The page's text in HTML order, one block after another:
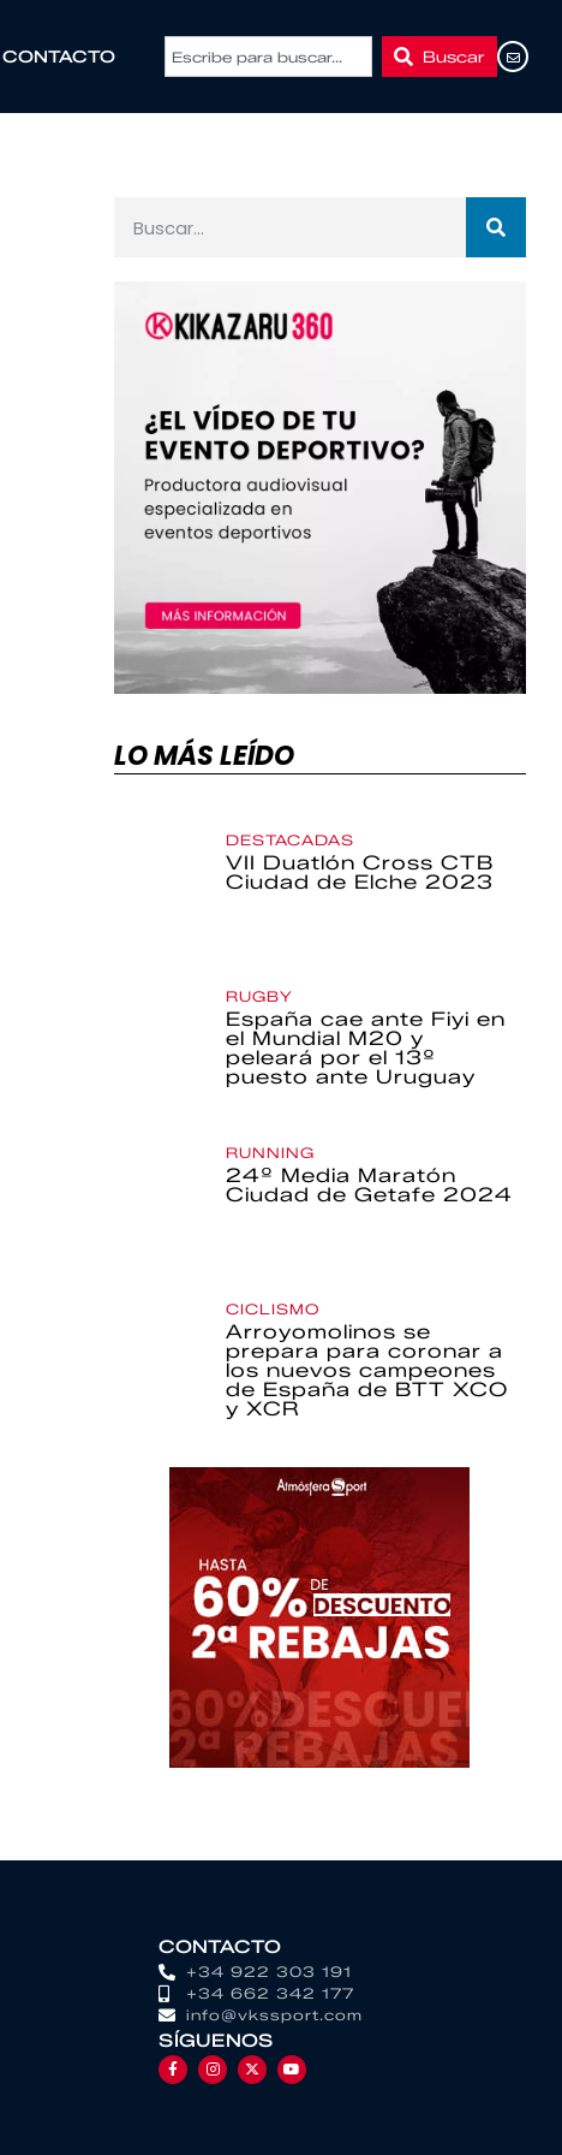
CONTACTO Buscar
LO MÁS LEÍDO
DESTACADAS
VII Duatlón Cross CTB
Ciudad de Elche 2023
RUGBY
España cae ante Fiyi en
el Mundial M20 y
peleará por el 13º
puesto ante Uruguay
RUNNING
24º Media Maratón
Ciudad de Getafe 2024
CICLISMO
Arroyomolinos se
prepara para coronar a
los nuevos campeones
de España de BTT XCO
y XCR
CONTACTO
+34 922 303 191
+34 662 342 177
info@vkssport.com
SÍGUENOS